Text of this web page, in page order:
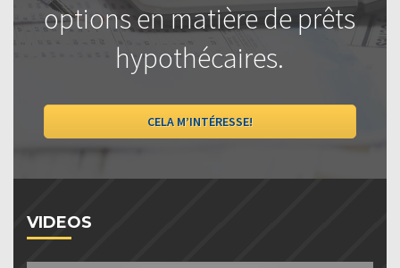
options en matière de prêts
hypothécaires.
CELA M’INTÉRESSE!
VIDEOS